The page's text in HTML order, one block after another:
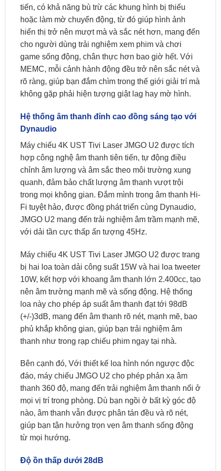
tiến, có khả năng bù trừ các khung hình bị thiếu
hoặc làm mờ chuyển động, từ đó giúp hình ảnh
hiển thị trở nên mượt mà và sắc nét hơn, mang đến
cho người dùng trải nghiệm xem phim và chơi
game sống động, chân thực hơn bao giờ hết. Với
MEMC, mỗi cảnh hành động đều trở nên sắc nét và
rõ ràng, giúp bạn đắm chìm trong thế giới giải trí mà
không gặp phải hiện tượng giật lag hay mờ hình.
Hệ thống âm thanh đỉnh cao đồng sáng tạo với
Dynaudio
Máy chiếu 4K UST Tivi Laser JMGO U2 được tích
hợp công nghệ âm thanh tiên tiến, tự động điều
chỉnh âm lượng và âm sắc theo môi trường xung
quanh, đảm bảo chất lượng âm thanh vượt trội
trong mọi không gian. Đắm mình trong âm thanh Hi-
Fi tuyệt hảo, được đồng phát triển cùng Dynaudio,
JMGO U2 mang đến trải nghiệm âm trầm mạnh mẽ,
với dải tần cực thấp ấn tượng 45Hz.
Máy chiếu 4K UST Tivi Laser JMGO U2 được trang
bị hai loa toàn dải công suất 15W và hai loa tweeter
10W, kết hợp với khoang âm thanh lớn 2.400cc, tạo
nên âm trường mạnh mẽ và sống động. Hệ thống
loa này cho phép áp suất âm thanh đạt tới 98dB
(+/-)3dB, mang đến âm thanh rõ nét, mạnh mẽ, bao
phủ khắp không gian, giúp bạn trải nghiệm âm
thanh như trong rạp chiếu phim ngay tại nhà.
Bên cạnh đó, Với thiết kế loa hình nón ngược độc
đáo, máy chiếu JMGO U2 cho phép phản xạ âm
thanh 360 độ, mang đến trải nghiệm âm thanh nổi ở
mọi vị trí trong phòng. Dù bạn ngồi ở bất kỳ góc độ
nào, âm thanh vẫn được phân tán đều và rõ nét,
giúp bạn tận hưởng trọn vẹn âm thanh sống động
từ mọi hướng.
Độ ồn thấp dưới 28dB